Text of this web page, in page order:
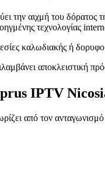
την αιχμή του δόρατος
τεχνολογίας
καλωδιακής ή
αποκλειστική
IPTV
από τον